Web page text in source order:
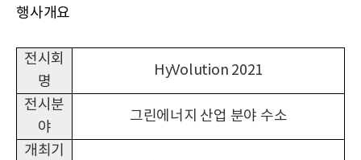
행사개요
전시회
명
HyVolution 2021
전시분
야
그린에너지 산업 분야 수소
개최기